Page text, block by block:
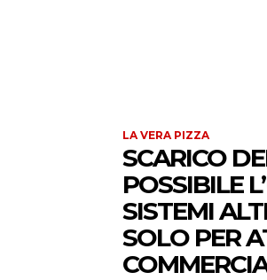
LA VERA PIZZA
SCARICO
POSSIBILE
SISTEMI
SOLO PER